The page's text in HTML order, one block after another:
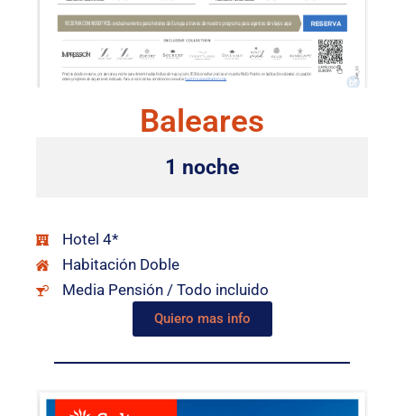
Baleares
1 noche
Hotel 4*
Habitación Doble
Media Pensión / Todo incluido
Quiero mas info